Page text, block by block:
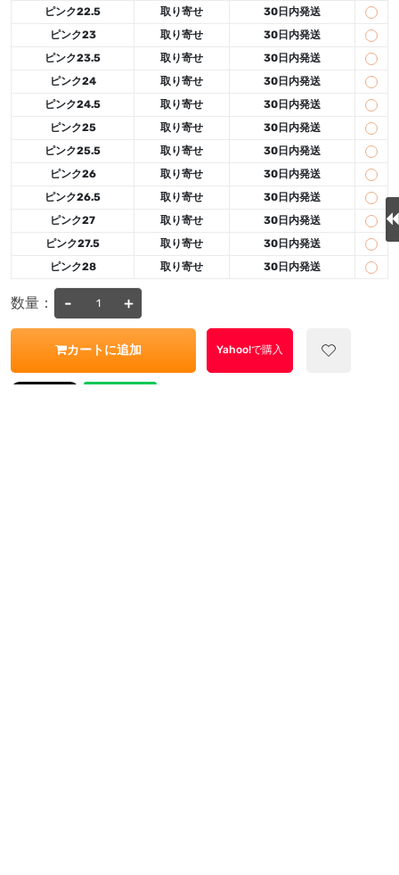
ピンク22.5
取り寄せ
30日内発送
ピンク23
取り寄せ
30日内発送
ピンク23.5
取り寄せ
30日内発送
ピンク24
取り寄せ
30日内発送
ピンク24.5
取り寄せ
30日内発送
ピンク25
取り寄せ
30日内発送
ピンク25.5
取り寄せ
30日内発送
ピンク26
取り寄せ
30日内発送
ピンク26.5
取り寄せ
30日内発送
ピンク27
取り寄せ
30日内発送
ピンク27.5
取り寄せ
30日内発送
ピンク28
取り寄せ 30日内発送
数量： - +
カートに追加 Yahoo!で購入